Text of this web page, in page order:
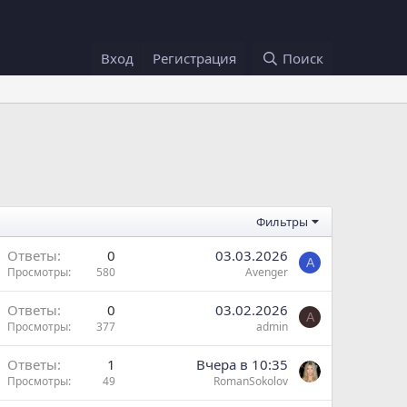
Вход Регистрация Поиск
Фильтры
Ответы 0
Просмотры 580
03.03.2026
Avenger
A
Ответы 0
Просмотры 377
03.02.2026
admin
A
Ответы 1
Просмотры 49
Вчера в 10:35
RomanSokolov